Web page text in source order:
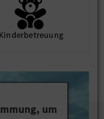
Kinder­betreuung
um